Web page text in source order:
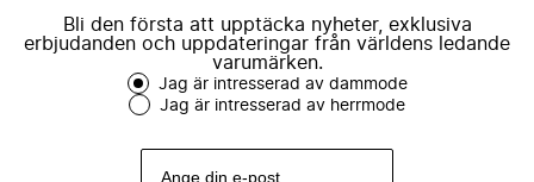
Bli den första att upptäcka nyheter, exklusiva
erbjudanden och uppdateringar från världens ledande
varumärken.
Jag är intresserad av dammode
Jag är intresserad av herrmode